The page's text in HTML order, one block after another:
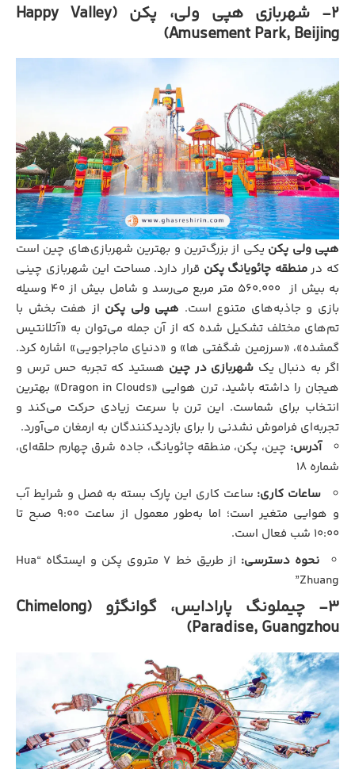
2- شهربازی هپی ولی، پکن (Happy Valley
Amusement Park, Beijing)
هپی ولی پکن یکی از بزرگ‌ترین و بهترین شهربازی‌های چین است
که درمنطقه چائویانگ پکن قرار دارد. مساحت این شهربازی چینی
به بیش از ۵۶۰.۰۰۰ متر مربع می‌رسد و شامل بیش از ۴۰ وسیله
بازی و جاذبه‌های متنوع است. هپی ولی پکن از هفت بخش با
تم‌های مختلف تشکیل شده که از آن جمله می‌توان به «آتلانتیس
گمشده»، «سرزمین شگفتی ها» و «دنیای ماجراجویی» اشاره کرد.
اگر به دنبال یک شهربازی در چین هستید که تجربه حس ترس و
هیجان را داشته باشید، ترن هوایی «Dragon in Clouds» بهترین
انتخاب برای شماست. این ترن با سرعت زیادی حرکت می‌کند و
تجربه‌ای فراموش نشدنی را برای بازدیدکنندگان به ارمغان می‌آورد.
آدرس: چین، پکن، منطقه چائویانگ، جاده شرق چهارم حلقه‌ای،
شماره ۱۸
ساعات کاری: ساعت کاری این پارک بسته به فصل و شرایط آب
و هوایی متغیر است؛ اما به‌طور معمول از ساعت ۹:۰۰ صبح تا
۱۰:۰۰ شب فعال است.
نحوه دسترسی:
از طریق خط ۷ متروی پکن و ایستگاه “Hua
Zhuang”
3- چیملونگ پارادایس، گوانگژو (Chimelong
Paradise, Guangzhou)